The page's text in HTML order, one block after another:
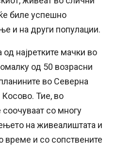
биле успешно
и на други популации.
најретките мачки во
од 50 возрасни
во Северна
Косово. Тие, во
со многу
на живеалиштата и
време и со сопствените